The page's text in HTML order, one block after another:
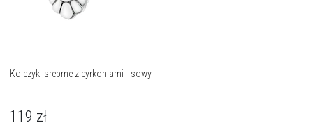
Kolczyki srebrne z cyrkoniami - sowy
119 zł